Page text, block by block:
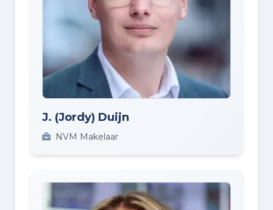
J. (Jordy) Duijn
NVM Makelaar